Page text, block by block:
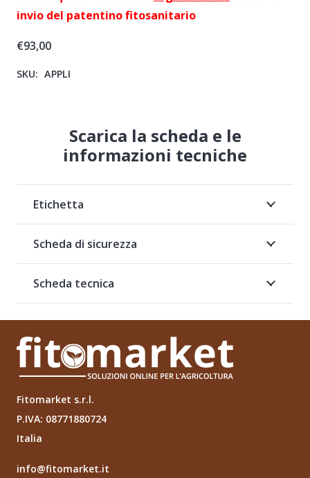
invio del patentino fitosanitario
€93,00
SKU: APPLI
Scarica la scheda e le
informazioni tecniche
Etichetta
Scheda di sicurezza
Scheda tecnica
Fitomarket s.r.l.
P.IVA: 08771880724
Italia
info@fitomarket.it